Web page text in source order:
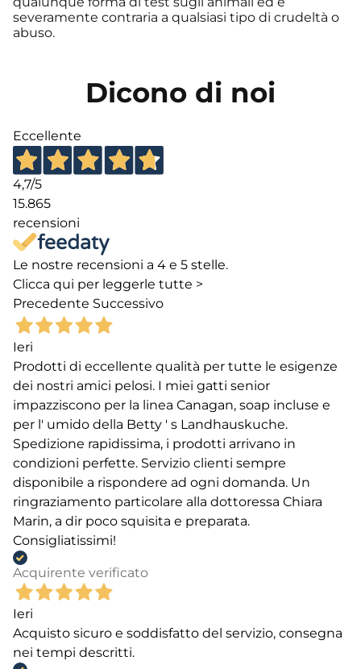
severamente contraria a qualsiasi tipo di crudeltà o
abuso.
Dicono di noi
Eccellente
4,7/5
15.865
recensioni
Le nostre recensioni a 4 e 5 stelle.
Clicca qui per leggerle tutte >
Precedente Successivo
Ieri
Prodotti di eccellente qualità per tutte le esigenze
dei nostri amici pelosi. I miei gatti senior
impazziscono per la linea Canagan, soap incluse e
per l' umido della Betty ' s Landhauskuche.
Spedizione rapidissima, i prodotti arrivano in
condizioni perfette. Servizio clienti sempre
disponibile a rispondere ad ogni domanda. Un
ringraziamento particolare alla dottoressa Chiara
Marin, a dir poco squisita e preparata.
Consigliatissimi!
Acquirente verificato
Ieri
Acquisto sicuro e soddisfatto del servizio, consegna
nei tempi descritti.